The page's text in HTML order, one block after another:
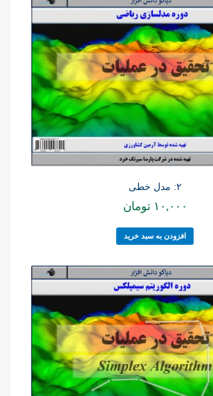
۲: مدل خطی
۱۰,۰۰۰ تومان
افزودن به سبد خرید